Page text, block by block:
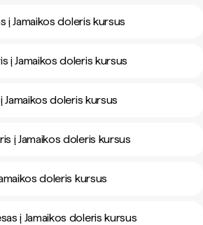
į Jamaikos doleris kursus
į Jamaikos doleris kursus
doleris kursus
į Jamaikos doleris kursus
doleris kursus
į Jamaikos doleris kursus